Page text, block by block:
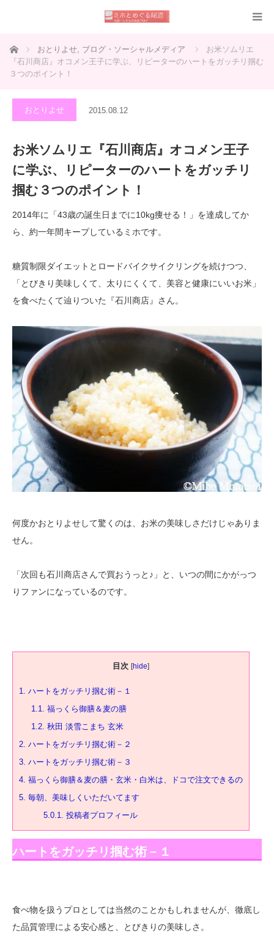
ホーム おとりよせ, ブログ・ソーシャルメディア
お米ソムリエ
『石川商店』オコメン王子に学ぶ、リピーターのハートをガッチリ掴む
３つのポイント！
おとりよせ 2015.08.12
お米ソムリエ『石川商店』オコメン王子
に学ぶ、リピーターのハートをガッチリ
掴む３つのポイント！
2014年に「43歳の誕生日までに10kg痩せる！」を達成してか
ら、約一年間キープしているミホです。
糖質制限ダイエットとロードバイクサイクリングを続けつつ、
「とびきり美味しくて、太りにくくて、美容と健康にいいお米」
を食べたくて辿りついた『石川商店』さん。
何度かおとりよせして驚くのは、お米の美味しさだけじゃありま
せん。
「次回も石川商店さんで買おうっと♪」と、いつの間にかがっつ
りファンになっているのです。
目次 [hide]
1. ハートをガッチリ掴む術－１
1.1. 福っくら御膳＆麦の膳
1.2. 秋田 淡雪こまち 玄米
2. ハートをガッチリ掴む術－２
3. ハートをガッチリ掴む術－３
4. 福っくら御膳＆麦の膳・玄米・白米は、ドコで注文できるの
5. 毎朝、美味しくいただいてます
5.0.1. 投稿者プロフィール
ハートをガッチリ掴む術－１
食べ物を扱うプロとしては当然のことかもしれませんが、徹底し
た品質管理による安心感と、とびきりの美味しさ。